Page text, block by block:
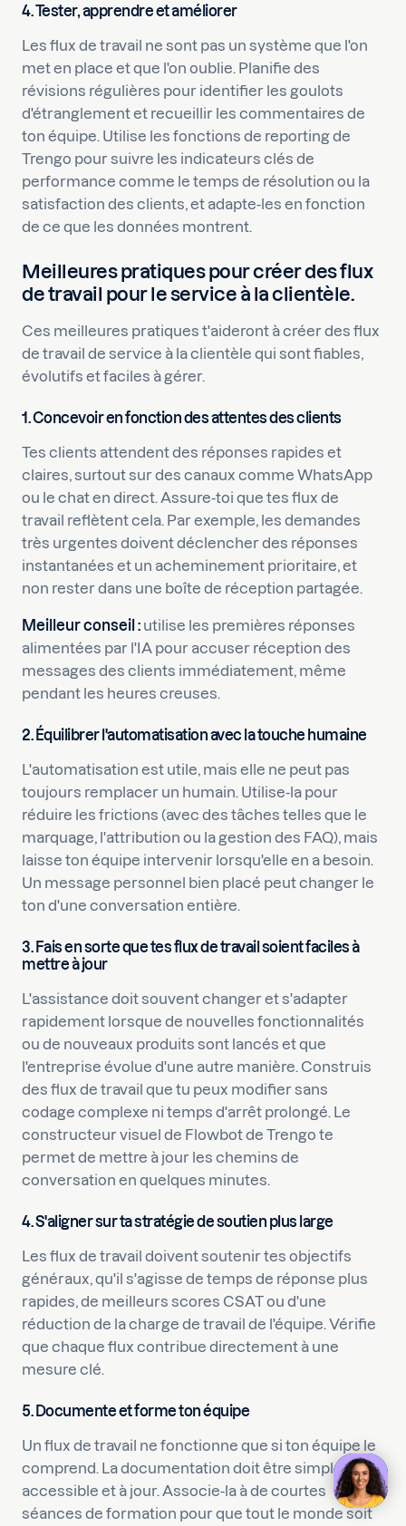
4. Tester, apprendre et améliorer
Les flux de travail ne sont pas un système que l'on
met en place et que l'on oublie. Planifie des
révisions régulières pour identifier les goulots
d'étranglement et recueillir les commentaires de
ton équipe. Utilise les fonctions de reporting de
Trengo pour suivre les indicateurs clés de
performance comme le temps de résolution ou la
satisfaction des clients, et adapte-les en fonction
de ce que les données montrent.
Meilleures pratiques pour créer des flux
de travail pour le service à la clientèle.
Ces meilleures pratiques t'aideront à créer des flux
de travail de service à la clientèle qui sont fiables,
évolutifs et faciles à gérer.
1. Concevoir en fonction des attentes des clients
Tes clients attendent des réponses rapides et
claires, surtout sur des canaux comme WhatsApp
ou le chat en direct. Assure-toi que tes flux de
travail reflètent cela. Par exemple, les demandes
très urgentes doivent déclencher des réponses
instantanées et un acheminement prioritaire, et
non rester dans une boîte de réception partagée.
Meilleur conseil : utilise les premières réponses
alimentées par l'IA pour accuser réception des
messages des clients immédiatement, même
pendant les heures creuses.
2. Équilibrer l'automatisation avec la touche humaine
L'automatisation est utile, mais elle ne peut pas
toujours remplacer un humain. Utilise-la pour
réduire les frictions (avec des tâches telles que le
marquage, l'attribution ou la gestion des FAQ), mais
laisse ton équipe intervenir lorsqu'elle en a besoin.
Un message personnel bien placé peut changer le
ton d'une conversation entière.
3. Fais en sorte que tes flux de travail soient faciles à
mettre à jour
L'assistance doit souvent changer et s'adapter
rapidement lorsque de nouvelles fonctionnalités
ou de nouveaux produits sont lancés et que
l'entreprise évolue d'une autre manière. Construis
des flux de travail que tu peux modifier sans
codage complexe ni temps d'arrêt prolongé. Le
constructeur visuel de Flowbot de Trengo te
permet de mettre à jour les chemins de
conversation en quelques minutes.
4. S'aligner sur ta stratégie de soutien plus large
Les flux de travail doivent soutenir tes objectifs
généraux, qu'il s'agisse de temps de réponse plus
rapides, de meilleurs scores CSAT ou d'une
réduction de la charge de travail de l'équipe. Vérifie
que chaque flux contribue directement à une
mesure clé.
5. Documente et forme ton équipe
Un flux de travail ne fonctionne que si ton équipe le
comprend. La documentation doit être simple,
accessible et à jour. Associe-la à de courtes
séances de formation pour que tout le monde soit